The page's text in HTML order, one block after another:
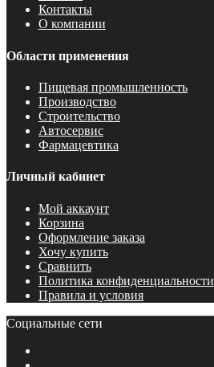
Контакты
О компании
Области применения
Пищевая промышленность
Производство
Строительство
Автосервис
Фармацевтика
Личный кабинет
Мой аккаунт
Корзина
Оформление заказа
Хочу купить
Сравнить
Политика конфиденциальности
Правила и условия
Социальные сети